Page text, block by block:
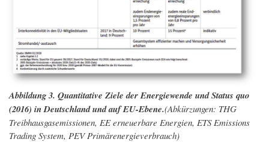
Abbildung 3. Quantitative Ziele der Energiewende und Status quo
(2016) in Deutschland und auf EU-Ebene.(Abkürzungen: THG
Treibhausgasemissionen, EE erneuerbare Energien, ETS Emissions
Trading System, PEV Primärenergieverbrauch)